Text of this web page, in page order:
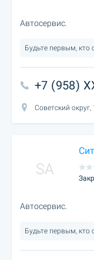
Автосервис.
Будьте первым, кто
+7 (958)
Советский округ,
SA
Автосервис.
Будьте первым, кто